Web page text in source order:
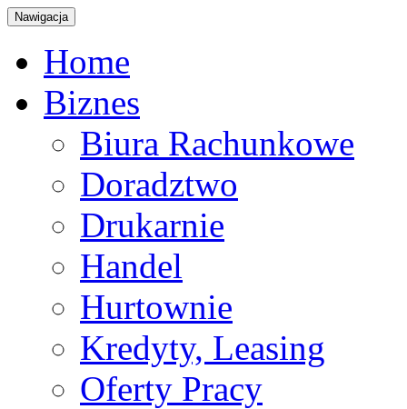
Nawigacja
Home
Biznes
Biura Rachunkowe
Doradztwo
Drukarnie
Handel
Hurtownie
Kredyty, Leasing
Oferty Pracy